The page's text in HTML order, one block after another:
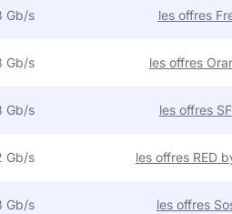
Gb/s les offres
Gb/s les offres
Gb/s les offres
Gb/s les offres RED
Gb/s les offres